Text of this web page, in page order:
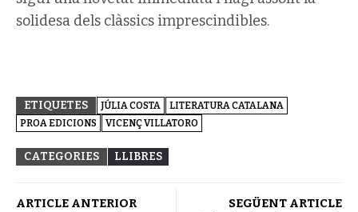
solidesa dels clàssics imprescindibles.
ETIQUETES JÚLIA COSTA
LITERATURA CATALANA
PROA EDICIONS
VICENÇ VILLATORO
CATEGORIES LLIBRES
ARTICLE ANTERIOR SEGÜENT ARTICLE